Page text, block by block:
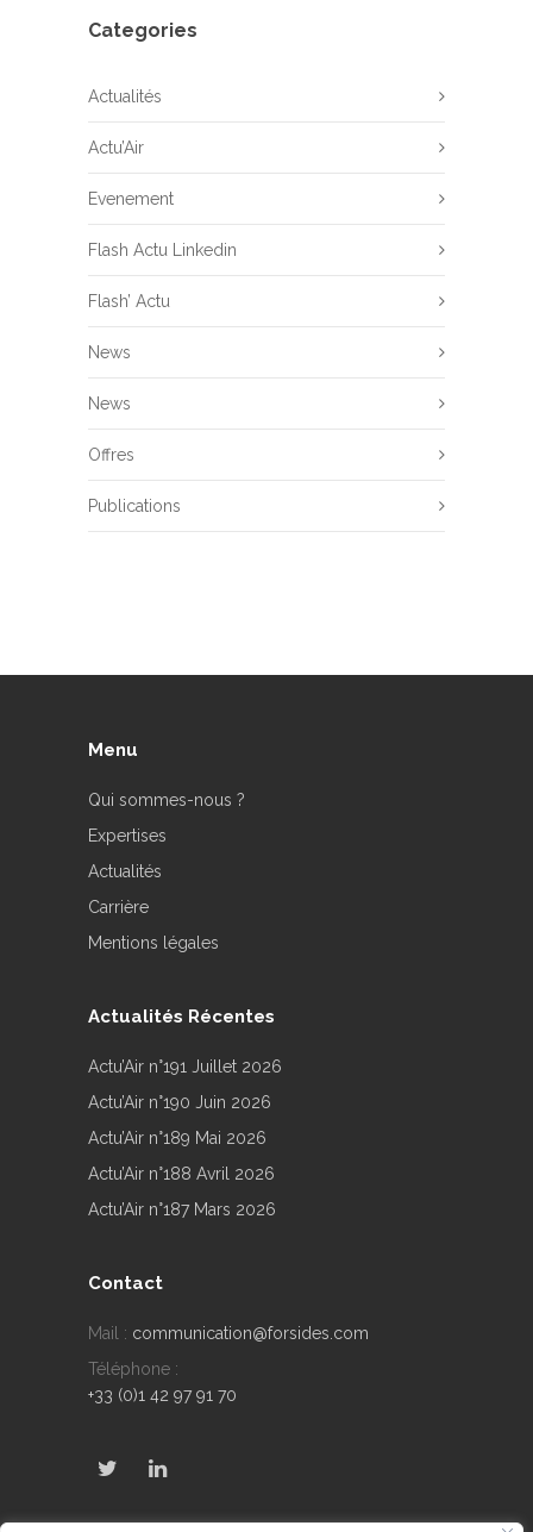
Categories
Actualités
Actu’Air
Evenement
Flash Actu Linkedin
Flash’ Actu
News
News
Offres
Publications
Menu
Qui sommes-nous ?
Expertises
Actualités
Carrière
Mentions légales
Actualités Récentes
Actu’Air n°191 Juillet 2026
Actu’Air n°190 Juin 2026
Actu’Air n°189 Mai 2026
Actu’Air n°188 Avril 2026
Actu’Air n°187 Mars 2026
Contact
Mail : communication@forsides.com
Téléphone :
+33 (0)1 42 97 91 70